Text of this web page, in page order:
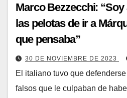
Marco Bezzecchi:
las pelotas de ir a
que pensaba”
30 DE NOVIEMBRE DE 2023
El italiano tuvo que
falsos que le culpaban de